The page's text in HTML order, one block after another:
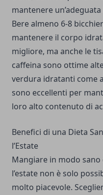
mantenere
Bere almeno 6-8
mantenere il corpo
migliore, ma anche le
caffeina sono ottime
verdura idratanti come
sono eccellenti per
loro alto contenuto di
Benefici di una Dieta
l’Estate
Mangiare in modo
l’estate non è solo
molto piacevole.